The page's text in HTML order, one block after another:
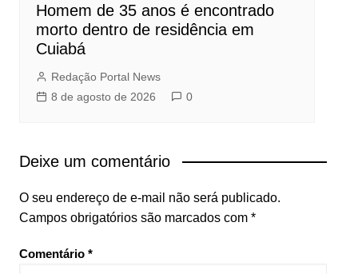
Homem de 35 anos é encontrado
morto dentro de residência em
Cuiabá
Redação Portal News
8 de agosto de 2026
0
Deixe um comentário
O seu endereço de e-mail não será publicado.
Campos obrigatórios são marcados com *
Comentário *